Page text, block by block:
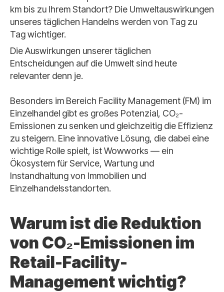
km bis zu Ihrem Standort? Die Umweltauswirkungen
unseres täglichen Handelns werden von Tag zu
Tag wichtiger.
Die Auswirkungen unserer täglichen
Entscheidungen auf die Umwelt sind heute
relevanter denn je.
Besonders im Bereich Facility Management (FM) im
Einzelhandel gibt es großes Potenzial, CO₂-
Emissionen zu senken und gleichzeitig die Effizienz
zu steigern. Eine innovative Lösung, die dabei eine
wichtige Rolle spielt, ist Wowworks — ein
Ökosystem für Service, Wartung und
Instandhaltung von Immobilien und
Einzelhandelsstandorten.
Warum ist die Reduktion
von CO₂-Emissionen im
Retail-Facility-
Management wichtig?